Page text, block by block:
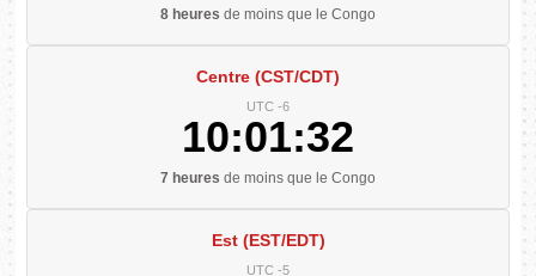
8 heures de moins que le Congo
Centre (CST/CDT)
UTC -6
10:01:32
7 heures de moins que le Congo
Est (EST/EDT)
UTC -5